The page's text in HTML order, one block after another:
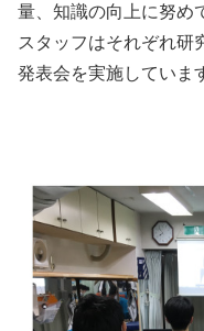
量、知識の向上に努め
スタッフはそれぞれ研
発表会を実施していま